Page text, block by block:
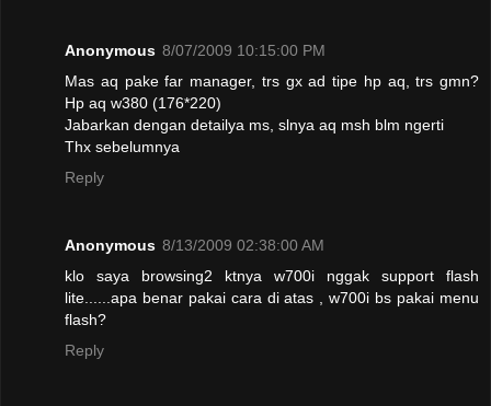
Anonymous 8/07/2009 10:15:00 PM
Mas aq pake far manager, trs gx ad tipe hp aq, trs gmn?
Hp aq w380 (176*220)
Jabarkan dengan detailya ms, slnya aq msh blm ngerti
Thx sebelumnya
Reply
Anonymous 8/13/2009 02:38:00 AM
klo saya browsing2 ktnya w700i nggak support flash
lite......apa benar pakai cara di atas , w700i bs pakai menu
flash?
Reply